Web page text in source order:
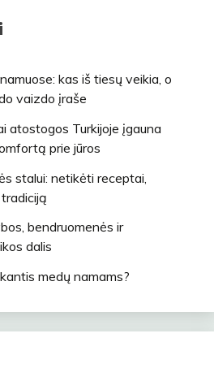
kas iš tiesų veikia, o
vaizdo įraše
atostogos Turkijoje įgauna
prie jūros
stalui: netikėti receptai,
bendruomenės ir
dalis
medų namams?